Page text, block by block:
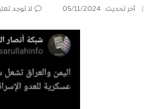
آخر تحديث: 05/11/2024 لا توجد